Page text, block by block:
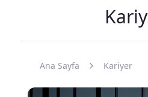
Ana Sayfa Kariyer